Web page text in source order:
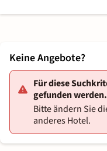
Keine Angebote?
Für diese
gefunden werden.
Bitte ändern Sie
anderes Hotel.